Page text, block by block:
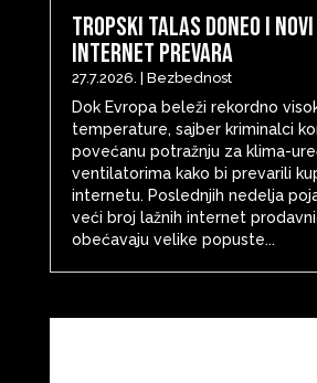
Tropski talas doneo i
internet prevara
27.7.2026. Bezbednost
Dok Evropa beleži rekordno
temperature, sajber kriminalci
povećanu potražnju za klima-
ventilatorima kako bi prevarili
internetu. Poslednjih nedelja
veći broj lažnih internet
obećavaju velike popuste...